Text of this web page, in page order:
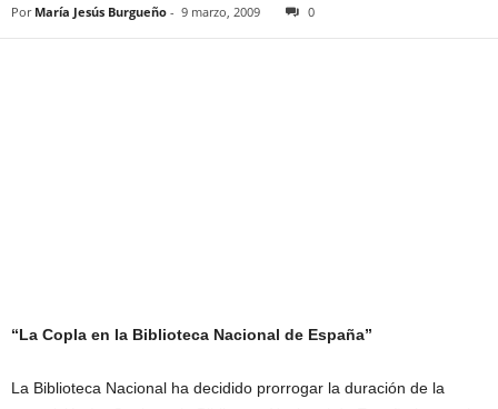
Por María Jesús Burgueño - 9 marzo, 2009 0
“La Copla en la Biblioteca Nacional de España”
La Biblioteca Nacional ha decidido prorrogar la duración de la